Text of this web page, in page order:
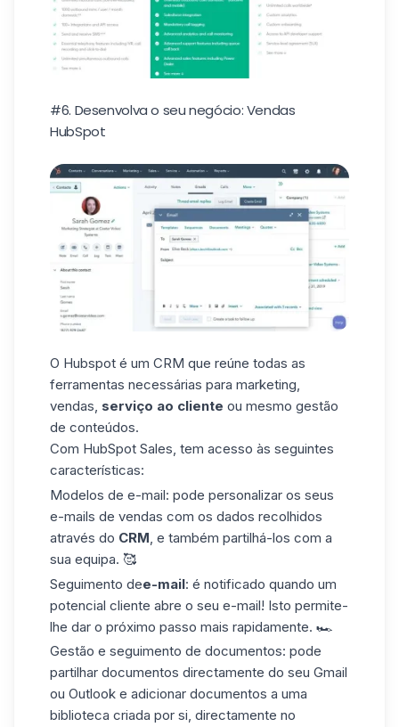
#6. Desenvolva o seu negócio: Vendas
HubSpot
O Hubspot é um CRM que reúne todas as
ferramentas necessárias para marketing,
vendas, serviço ao cliente ou mesmo gestão
de conteúdos.
Com HubSpot Sales, tem acesso às seguintes
características:
Modelos de e-mail: pode personalizar os seus
e-mails de vendas com os dados recolhidos
através do CRM, e também partilhá-los com a
sua equipa. 🥰
Seguimento dee-mail: é notificado quando um
potencial cliente abre o seu e-mail! Isto permite-
lhe dar o próximo passo mais rapidamente. 🏎️
Gestão e seguimento de documentos: pode
partilhar documentos directamente do seu Gmail
ou Outlook e adicionar documentos a uma
biblioteca criada por si, directamente no